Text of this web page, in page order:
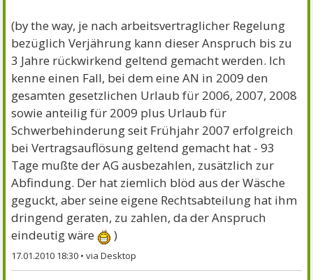
(by the way, je nach arbeitsvertraglicher Regelung
bezüglich Verjährung kann dieser Anspruch bis zu
3 Jahre rückwirkend geltend gemacht werden. Ich
kenne einen Fall, bei dem eine AN in 2009 den
gesamten gesetzlichen Urlaub für 2006, 2007, 2008
sowie anteilig für 2009 plus Urlaub für
Schwerbehinderung seit Frühjahr 2007 erfolgreich
bei Vertragsauflösung geltend gemacht hat - 93
Tage mußte der AG ausbezahlen, zusätzlich zur
Abfindung. Der hat ziemlich blöd aus der Wäsche
geguckt, aber seine eigene Rechtsabteilung hat ihm
dringend geraten, zu zahlen, da der Anspruch
eindeutig wäre
)
17.01.2010 18:30 •